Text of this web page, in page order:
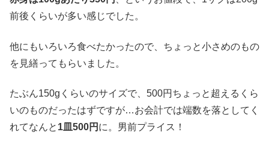
前後くらいが多い感じでした。
他にもいろいろ食べたかったので、ちょっと小さめのもの
を見繕ってもらいました。
たぶん150gくらいのサイズで、500円ちょっと超えるくら
いのものだったはずですが…お会計では端数を落としてく
れてなんと 1皿500円 に。男前プライス！